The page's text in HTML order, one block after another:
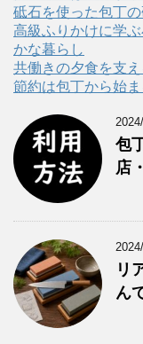
リ
ー
砥石を使った包丁
高級ふりかけに学
かな暮らし
共働きの夕食を支
節約は包丁から始
包
店
リ
ん